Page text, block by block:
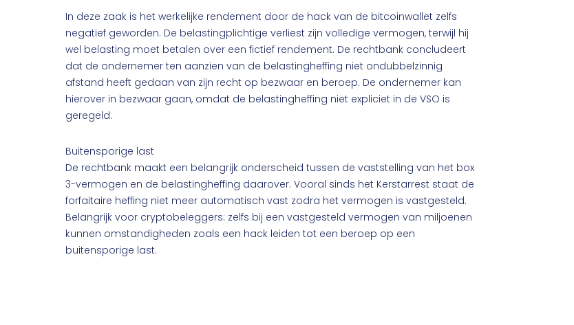
In deze zaak is het werkelijke rendement door de hack van de bitcoinwallet zelfs
negatief geworden. De belastingplichtige verliest zijn volledige vermogen, terwijl hij
wel belasting moet betalen over een fictief rendement. De rechtbank concludeert
dat de ondernemer ten aanzien van de belastingheffing niet ondubbelzinnig
afstand heeft gedaan van zijn recht op bezwaar en beroep. De ondernemer kan
hierover in bezwaar gaan, omdat de belastingheffing niet expliciet in de VSO is
geregeld.
Buitensporige last
De rechtbank maakt een belangrijk onderscheid tussen de vaststelling van het box
3-vermogen en de belastingheffing daarover. Vooral sinds het Kerstarrest staat de
forfaitaire heffing niet meer automatisch vast zodra het vermogen is vastgesteld.
Belangrijk voor cryptobeleggers: zelfs bij een vastgesteld vermogen van miljoenen
kunnen omstandigheden zoals een hack leiden tot een beroep op een
buitensporige last.